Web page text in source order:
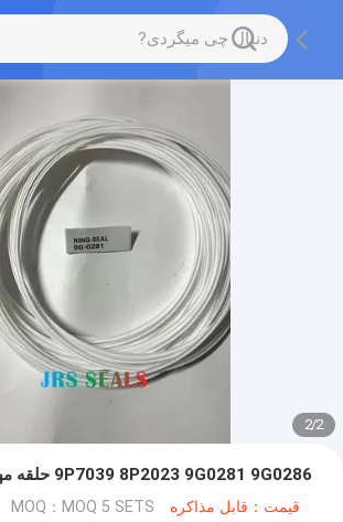
2
/
2
9P7039 8P2023 9G0281 9G0286 حلقه مهر مناسب
قیمت：قابل مذاکره MOQ：MOQ 5 SETS